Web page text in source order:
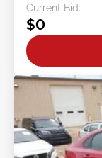
Current Bid:
$0